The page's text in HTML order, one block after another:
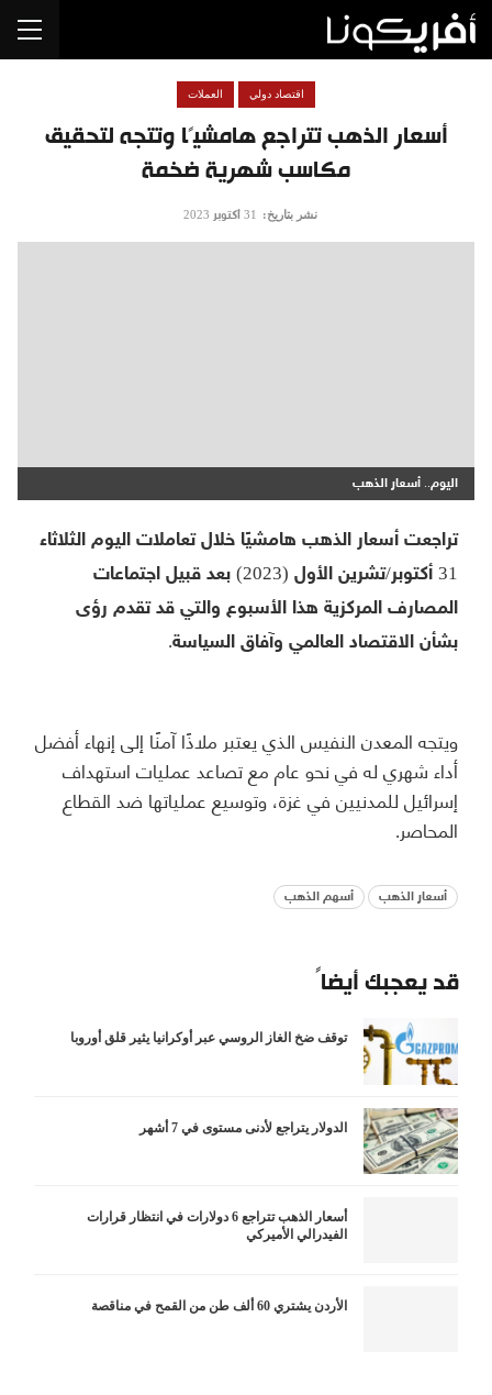
أسعار الذهب تتراجع هامشيًا وتتجه لتحقيق
مكاسب شهرية ضخمة
اقتصاد دولي العملات
نشر بتاريخ: 31 أكتوبر 2023
اليوم.. أسعار الذهب
تراجعت أسعار الذهب هامشيًا خلال تعاملات اليوم الثلاثاء
31 أكتوبر/تشرين الأول (2023) بعد قبيل اجتماعات
المصارف المركزية هذا الأسبوع والتي قد تقدم رؤى
بشأن الاقتصاد العالمي وآفاق السياسة.
ويتجه المعدن النفيس الذي يعتبر ملاذًا آمنًا إلى إنهاء أفضل
أداء شهري له في نحو عام مع تصاعد عمليات استهداف
إسرائيل للمدنيين في غزة، وتوسيع عملياتها ضد القطاع
المحاصر.
أسعار الذهب أسهم الذهب
قد يعجبك أيضاً
توقف ضخ الغاز الروسي عبر أوكرانيا يثير قلق أوروبا
الدولار يتراجع لأدنى مستوى في 7 أشهر
أسعار الذهب تتراجع 6 دولارات في انتظار قرارات
الفيدرالي الأميركي
الأردن يشتري 60 ألف طن من القمح في مناقصة